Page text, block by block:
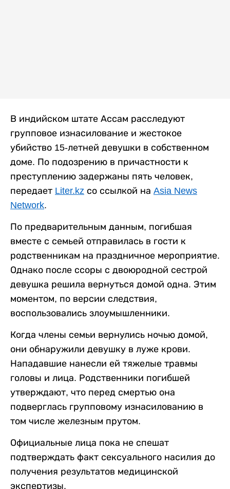
В индийском штате Ассам расследуют
групповое изнасилование и жестокое
убийство 15-летней девушки в собственном
доме. По подозрению в причастности к
преступлению задержаны пять человек,
передает Liter.kz со ссылкой на Asia News
Network.
По предварительным данным, погибшая
вместе с семьей отправилась в гости к
родственникам на праздничное мероприятие.
Однако после ссоры с двоюродной сестрой
девушка решила вернуться домой одна. Этим
моментом, по версии следствия,
воспользовались злоумышленники.
Когда члены семьи вернулись ночью домой,
они обнаружили девушку в луже крови.
Нападавшие нанесли ей тяжелые травмы
головы и лица. Родственники погибшей
утверждают, что перед смертью она
подверглась групповому изнасилованию в
том числе железным прутом.
Официальные лица пока не спешат
подтверждать факт сексуального насилия до
получения результатов медицинской
экспертизы.